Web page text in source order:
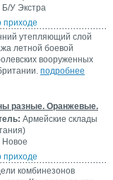
Б/У Экстра
приходе
утепляющий слой
летной боевой
вооруженных
подробнее
разные. Оранжевые.
Армейские склады
Новое
приходе
комбинезонов